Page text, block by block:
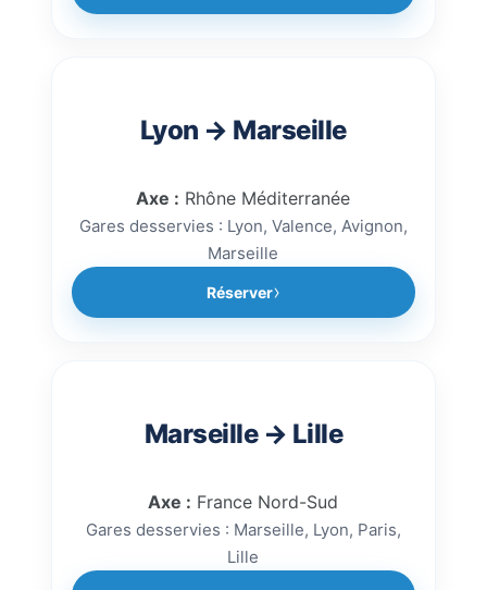
Lyon → Marseille
Axe : Rhône Méditerranée
Gares desservies : Lyon, Valence, Avignon,
Marseille
Réserver
Marseille → Lille
Axe : France Nord-Sud
Gares desservies : Marseille, Lyon, Paris,
Lille